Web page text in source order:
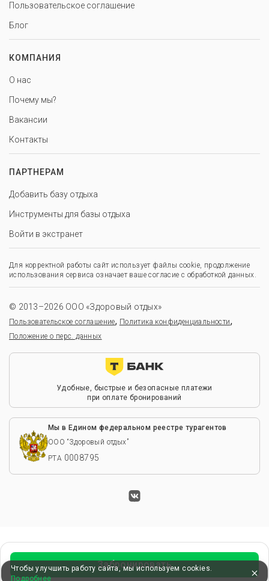
Забронировать
Пользовательское соглашение
Блог
КОМПАНИЯ
О нас
Почему мы?
Вакансии
Контакты
ПАРТНЕРАМ
Добавить базу отдыха
Инструменты для базы отдыха
Войти в экстранет
Для корректной работы сайт использует файлы cookie, продолжение
использования сервиса означает ваше согласие с обработкой данных.
© 2013–2026 ООО «Здоровый отдых»
Пользовательское соглашение, Политика конфиденциальности,
Положение о перс. данных
Удобные, быстрые и безопасные платежи
при оплате бронирований
Мы в Едином федеральном реестре турагентов
ООО “Здоровый отдых”
РТА 0008795
Чтобы улучшить работу сайта, мы используем cookies.
Подробнее